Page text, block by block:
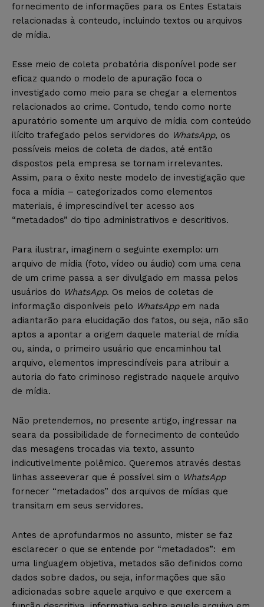
fornecimento de informações para os Entes Estatais
relacionadas à conteudo, incluindo textos ou arquivos
de mídia.
Esse meio de coleta probatória disponível pode ser
eficaz quando o modelo de apuração foca o
investigado como meio para se chegar a elementos
relacionados ao crime. Contudo, tendo como norte
apuratório somente um arquivo de mídia com conteúdo
ilícito trafegado pelos servidores do WhatsApp, os
possíveis meios de coleta de dados, até então
dispostos pela empresa se tornam irrelevantes.
Assim, para o êxito neste modelo de investigação que
foca a mídia – categorizados como elementos
materiais, é imprescindível ter acesso aos
“metadados” do tipo administrativos e descritivos.
Para ilustrar, imaginem o seguinte exemplo: um
arquivo de mídia (foto, vídeo ou áudio) com uma cena
de um crime passa a ser divulgado em massa pelos
usuários do WhatsApp. Os meios de coletas de
informação disponíveis pelo WhatsAppem nada
adiantarão para elucidação dos fatos, ou seja, não são
aptos a apontar a origem daquele material de mídia
ou, ainda, o primeiro usuário que encaminhou tal
arquivo, elementos imprescindíveis para atribuir a
autoria do fato criminoso registrado naquele arquivo
de mídia.
Não pretendemos, no presente artigo, ingressar na
seara da possibilidade de fornecimento de conteúdo
das mesagens trocadas via texto, assunto
indicutivelmente polêmico. Queremos através destas
linhas asseeverar que é possível sim o WhatsApp
fornecer “metadados” dos arquivos de mídias que
transitam em seus servidores.
Antes de aprofundarmos no assunto, mister se faz
esclarecer o que se entende por “metadados”: em
uma linguagem objetiva, metados são definidos como
dados sobre dados, ou seja, informações que são
adicionadas sobre aquele arquivo e que exercem a